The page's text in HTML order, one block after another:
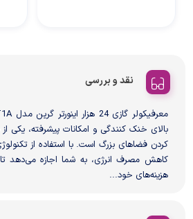
نقد و بررسی
بالای خنک کنندگی و امکانات پیشرفته، یکی
کردن فضاهای بزرگ است. با استفاده از
کاهش مصرف انرژی، به شما اجازه می‌دهد تا
هزینه‌های خود...